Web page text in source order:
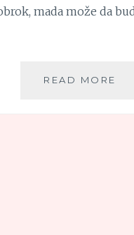
mada može da
READ MORE